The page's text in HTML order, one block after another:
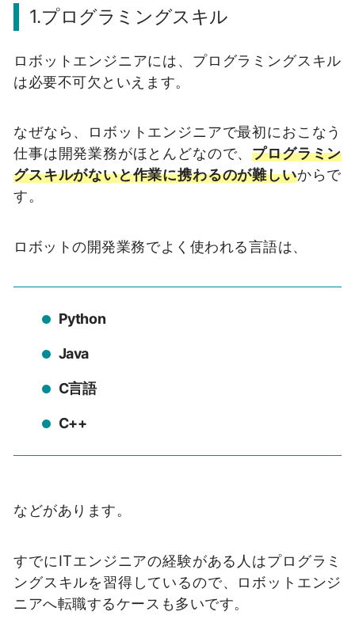
1.プログラミングスキル
ロボットエンジニアには、プログラミングスキル
は必要不可欠といえます。
なぜなら、ロボットエンジニアで最初におこなう
仕事は開発業務がほとんどなので、プログラミン
グスキルがないと作業に携わるのが難しいからで
す。
ロボットの開発業務でよく使われる言語は、
Python
Java
C言語
C++
などがあります。
すでにITエンジニアの経験がある人はプログラミ
ングスキルを習得しているので、ロボットエンジ
ニアへ転職するケースも多いです。